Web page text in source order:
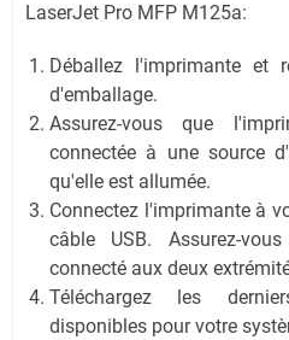
LaserJet Pro MFP M125a:
Déballez l'imprimante et
d'emballage.
Assurez-vous que
connectée à une source
qu'elle est allumée.
Connectez l'imprimante à
câble USB. Assurez-
connecté aux deux
Téléchargez les
disponibles pour votre